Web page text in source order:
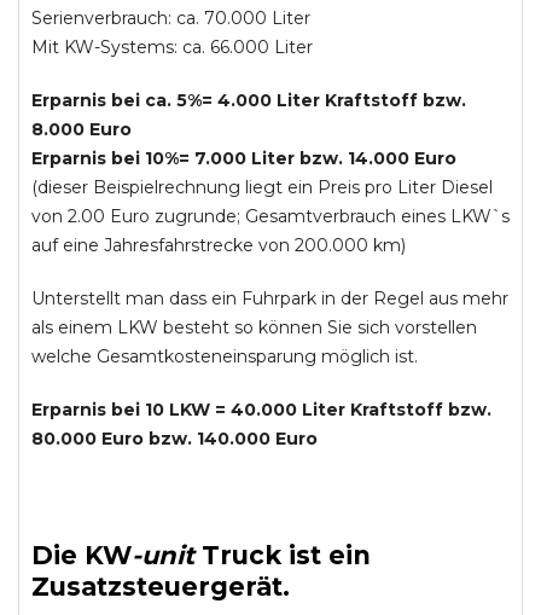
Serienverbrauch: ca. 70.000 Liter
Mit KW-Systems: ca. 66.000 Liter
Erparnis bei ca. 5%= 4.000 Liter Kraftstoff bzw.
8.000 Euro
Erparnis bei 10%= 7.000 Liter bzw. 14.000 Euro
(dieser Beispielrechnung liegt ein Preis pro Liter Diesel
von 2.00 Euro zugrunde; Gesamtverbrauch eines LKW`s
auf eine Jahresfahrstrecke von 200.000 km)
Unterstellt man dass ein Fuhrpark in der Regel aus mehr
als einem LKW besteht so können Sie sich vorstellen
welche Gesamtkosteneinsparung möglich ist.
Erparnis bei 10 LKW = 40.000 Liter Kraftstoff bzw.
80.000 Euro bzw. 140.000 Euro
Die KW-unit Truckist ein
Zusatzsteuergerät.